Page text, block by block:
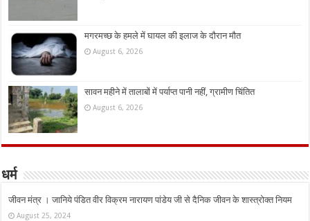
मगरमच्छ के हमले में घायल की इलाज के दौरान मौत
August 6, 2026
सावन महीने में तालाबों में पर्याप्त पानी नहीं, ग्रामीण चिंतित
August 6, 2026
धर्म
जीवन मंत्र । जानिये पंडित वीर विक्रम नारायण पांडेय जी से दैनिक जीवन के शास्त्रोक्त नियम
August 25, 2024